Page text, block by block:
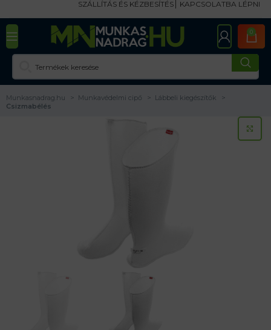
SZÁLLÍTÁS ÉS KÉZBESÍTÉS KAPCSOLATBA LÉPNI
0
Munkasnadrag.hu Munkavédelmi cipő
Lábbeli kiegészítők
Csizmabélés